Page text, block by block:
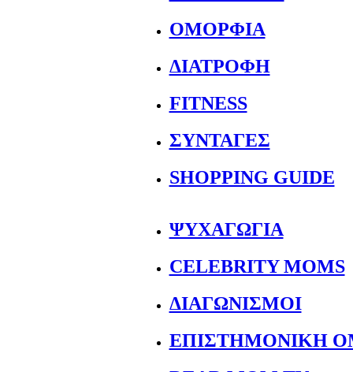
ΟΜΟΡΦΙΑ
ΔΙΑΤΡΟΦΗ
FITNESS
ΣΥΝΤΑΓΕΣ
SHOPPING GUIDE
ΨΥΧΑΓΩΓΙΑ
CELEBRITY MOMS
ΔΙΑΓΩΝΙΣΜΟΙ
ΕΠΙΣΤΗΜΟΝΙΚΗ